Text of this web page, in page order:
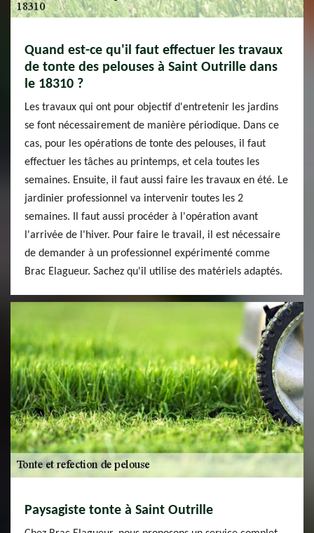
Quand est-ce qu'il faut effectuer les travaux
de tonte des pelouses à Saint Outrille dans
le 18310 ?
Les travaux qui ont pour objectif d'entretenir les jardins
se font nécessairement de manière périodique. Dans ce
cas, pour les opérations de tonte des pelouses, il faut
effectuer les tâches au printemps, et cela toutes les
semaines. Ensuite, il faut aussi faire les travaux en été. Le
jardinier professionnel va intervenir toutes les 2
semaines. Il faut aussi procéder à l'opération avant
l'arrivée de l'hiver. Pour faire le travail, il est nécessaire
de demander à un professionnel expérimenté comme
Brac Elagueur. Sachez qu'il utilise des matériels adaptés.
Paysagiste tonte à Saint Outrille